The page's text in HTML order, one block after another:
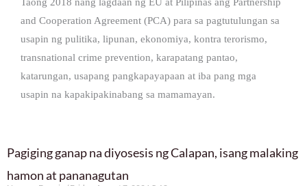
and Cooperation Agreement (PCA) para sa pagtutulungan sa
usapin ng pulitika, lipunan, ekonomiya, kontra terorismo,
transnational crime prevention, karapatang pantao,
katarungan, usapang pangkapayapaan at iba pang mga
usapin na kapakipakinabang sa mamamayan.
Pagiging ganap na diyosesis ng Calapan, isang malaking
hamon at pananagutan